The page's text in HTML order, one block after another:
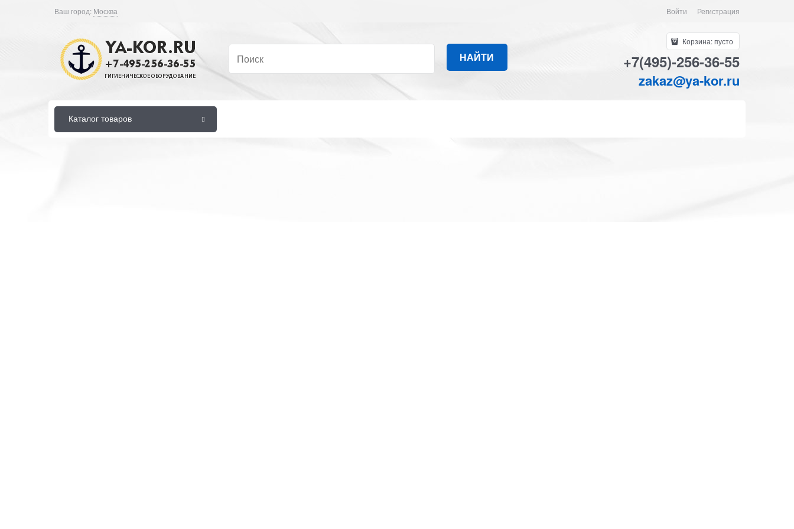
Ваш город: Москва Войти Регистрация
НАЙТИ
Корзина:пусто
+7(495)-256-36-55
zakaz@ya-kor.ru
Каталог товаров